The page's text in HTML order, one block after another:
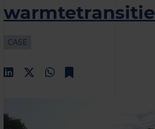
warmtetransitie
CASE